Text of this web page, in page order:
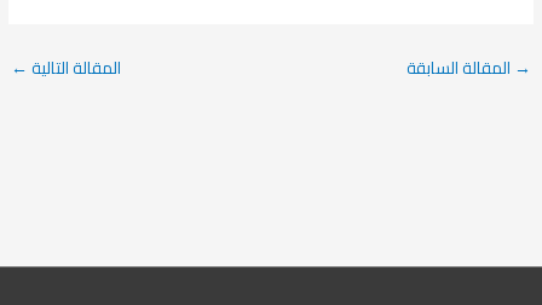
→ المقالة السابقة المقالة التالية←